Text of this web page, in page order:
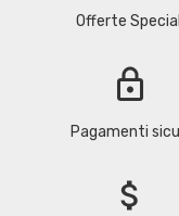
Offerte
lock
Pagamenti
attach_money